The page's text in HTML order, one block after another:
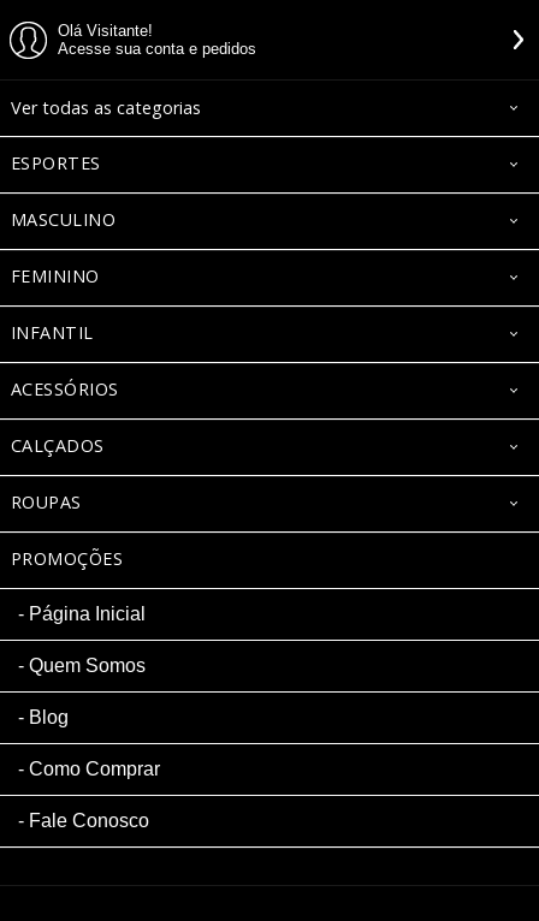
Olá Visitante!
Acesse sua conta e pedidos
Ver todas as categorias
ESPORTES
MASCULINO
FEMININO
INFANTIL
ACESSÓRIOS
CALÇADOS
ROUPAS
PROMOÇÕES
Página Inicial
Quem Somos
Blog
Como Comprar
Fale Conosco